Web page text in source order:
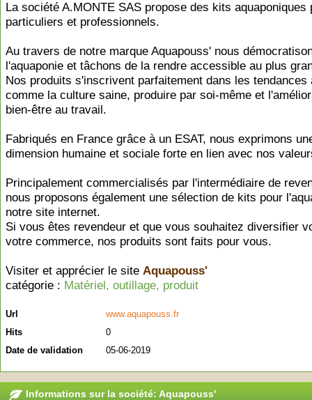
La société A.MONTE SAS propose des kits aquaponiques
particuliers et professionnels.
Au travers de notre marque Aquapouss' nous
l'aquaponie et tâchons de la rendre accessible au plus
Nos produits s'inscrivent parfaitement dans les tendances
comme la culture saine, produire par soi-même et
bien-être au travail.
Fabriqués en France grâce à un ESAT, nous exprimons
dimension humaine et sociale forte en lien avec nos
Principalement commercialisés par l'intermédiaire de
nous proposons également une sélection de kits pour
notre site internet.
Si vous êtes revendeur et que vous souhaitez diversifier
votre commerce, nos produits sont faits pour vous.
Visiter et apprécier le site Aquapouss'
catégorie : Matériel, outillage, produit
Url
www.aquapouss.fr
Hits
0
Date de validation
05-06-2019
Informations sur la société: Aquapouss'